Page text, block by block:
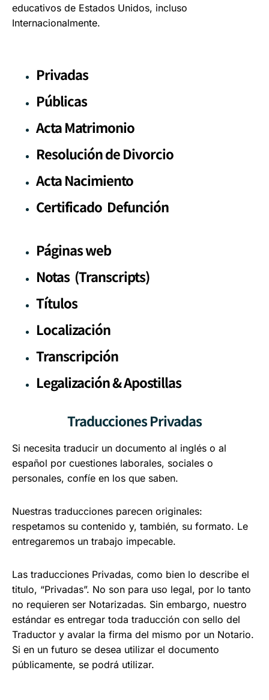
educativos de Estados Unidos, incluso
Internacionalmente.
Privadas
Públicas
Acta Matrimonio
Resolución de Divorcio
Acta Nacimiento
Certificado Defunción
Páginas web
Notas (Transcripts)
Títulos
Localización
Transcripción
Legalización & Apostillas
Traducciones Privadas
Si necesita traducir un documento al inglés o al
español por cuestiones laborales, sociales o
personales, confíe en los que saben.
Nuestras traducciones parecen originales:
respetamos su contenido y, también, su formato. Le
entregaremos un trabajo impecable.
Las traducciones Privadas, como bien lo describe el
titulo, “Privadas”. No son para uso legal, por lo tanto
no requieren ser Notarizadas. Sin embargo, nuestro
estándar es entregar toda traducción con sello del
Traductor y avalar la firma del mismo por un Notario.
Si en un futuro se desea utilizar el documento
públicamente, se podrá utilizar.